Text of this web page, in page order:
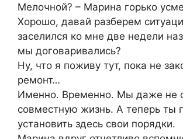
Мелочной? – Марина горько
Хорошо, давай разберем
заселился ко мне две недели
мы договаривались?
Ну, что я поживу тут, пока не
ремонт…
Именно. Временно. Мы даже не
совместную жизнь. А теперь ты
установить здесь свои порядки.